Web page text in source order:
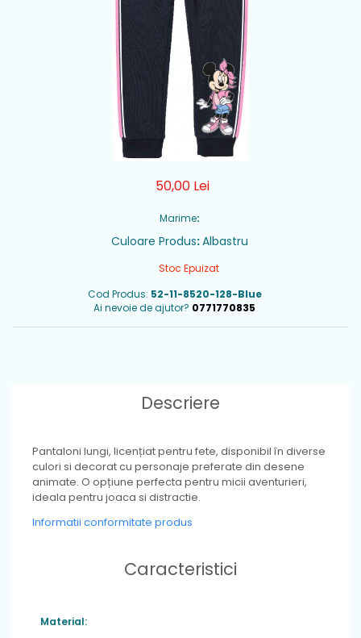
50,00 Lei
Marime:
Culoare Produs:Albastru
Stoc Epuizat
Cod Produs: 52-11-8520-128-Blue
Ai nevoie de ajutor? 0771770835
Descriere
Pantaloni lungi, licențiat pentru fete, disponibil în diverse
culori si decorat cu personaje preferate din desene
animate. O opțiune perfecta pentru micii aventurieri,
ideala pentru joaca si distractie.
Informatii conformitate produs
Caracteristici
Material: